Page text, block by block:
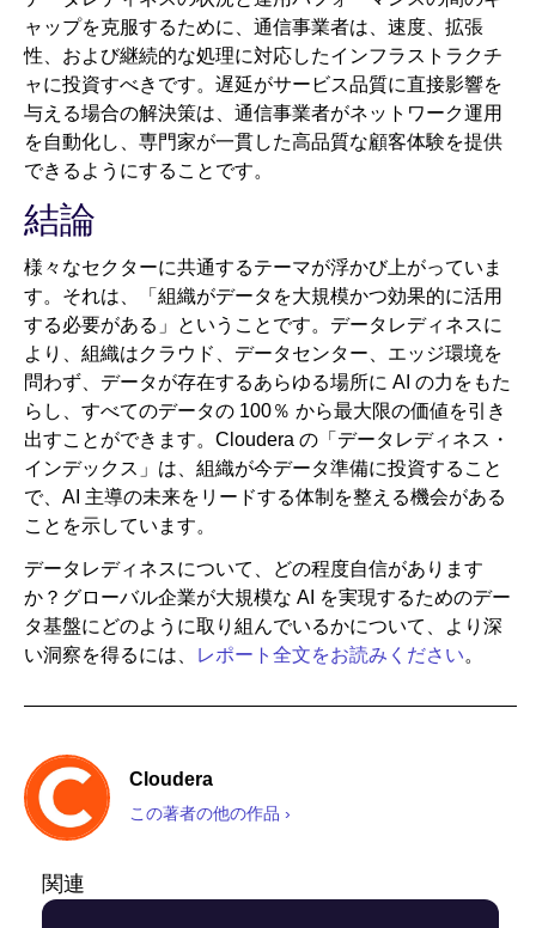
ャップを克服するために、通信事業者は、速度、拡張
性、および継続的な処理に対応したインフラストラクチ
ャに投資すべきです。遅延がサービス品質に直接影響を
与える場合の解決策は、通信事業者がネットワーク運用
を自動化し、専門家が一貫した高品質な顧客体験を提供
できるようにすることです。
結論
様々なセクターに共通するテーマが浮かび上がっていま
す。それは、「組織がデータを大規模かつ効果的に活用
する必要がある」ということです。データレディネスに
より、組織はクラウド、データセンター、エッジ環境を
問わず、データが存在するあらゆる場所に AI の力をもた
らし、すべてのデータの 100％ から最大限の価値を引き
出すことができます。Cloudera の「データレディネス・
インデックス」は、組織が今データ準備に投資すること
で、AI 主導の未来をリードする体制を整える機会がある
ことを示しています。
データレディネスについて、どの程度自信があります
か？グローバル企業が大規模な AI を実現するためのデー
タ基盤にどのように取り組んでいるかについて、より深
い洞察を得るには、
レポート全文をお読みください。
Cloudera
この著者の他の作品 ›
関連